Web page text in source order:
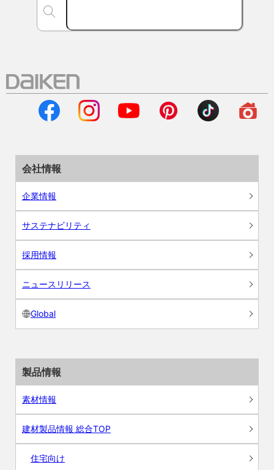
会社情報
企業情報
サステナビリティ
採用情報
ニュースリリース
Global
製品情報
素材情報
建材製品情報 総合TOP
住宅向け